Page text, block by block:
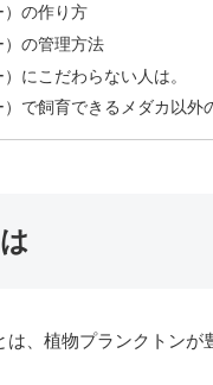
）の作り方
の管理方法
にこだわらない人は。
で飼育できるメダカ以外
、植物プランクトンが